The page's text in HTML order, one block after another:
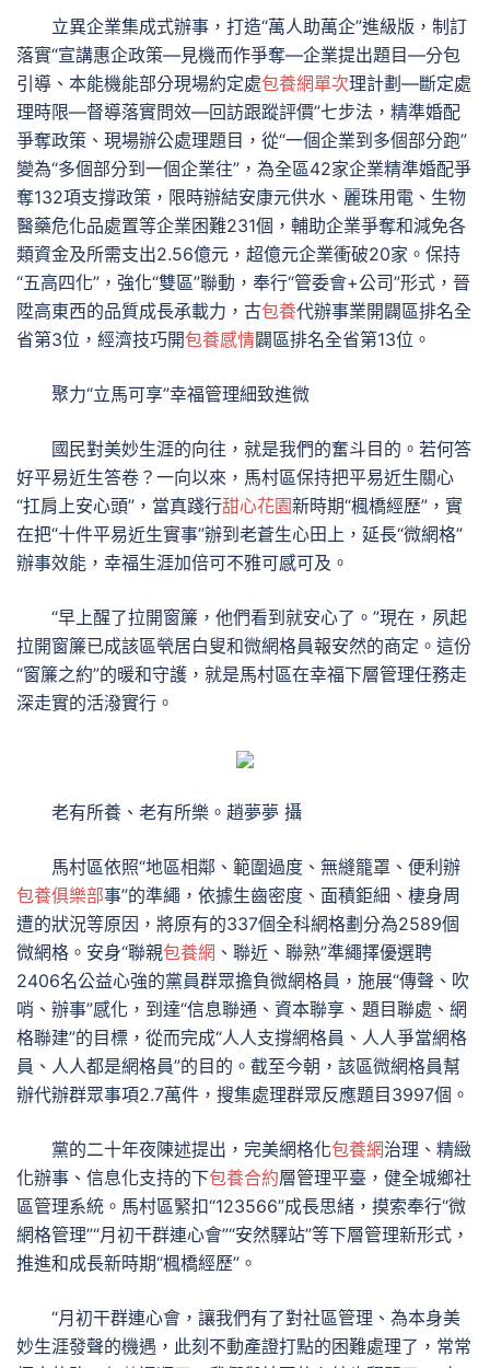
立異企業集成式辦事，打造“萬人助萬企”進級版，制訂
落實“宣講惠企政策—見機而作爭奪—企業提出題目—分包
引導、本能機能部分現場約定處包養網單次理計劃—斷定處
理時限—督導落實問效—回訪跟蹤評價”七步法，精準婚配
爭奪政策、現場辦公處理題目，從“一個企業到多個部分跑”
變為“多個部分到一個企業往”，為全區42家企業精準婚配爭
奪132項支撐政策，限時辦結安康元供水、麗珠用電、生物
醫藥危化品處置等企業困難231個，輔助企業爭奪和減免各
類資金及所需支出2.56億元，超億元企業衝破20家。保持
“五高四化”，強化“雙區”聯動，奉行“管委會+公司”形式，晉
陞高東西的品質成長承載力，古包養代辦事業開闢區排名全
省第3位，經濟技巧開包養感情闢區排名全省第13位。
聚力“立馬可享”幸福管理細致進微
國民對美妙生涯的向往，就是我們的奮斗目的。若何答
好平易近生答卷？一向以來，馬村區保持把平易近生關心
“扛肩上安心頭”，當真踐行甜心花園新時期“楓橋經歷”，實
在把“十件平易近生實事”辦到老蒼生心田上，延長“微網格”
辦事效能，幸福生涯加倍可不雅可感可及。
“早上醒了拉開窗簾，他們看到就安心了。”現在，夙起
拉開窗簾已成該區煢居白叟和微網格員報安然的商定。這份
“窗簾之約”的暖和守護，就是馬村區在幸福下層管理任務走
深走實的活潑實行。
老有所養、老有所樂。趙夢夢 攝
馬村區依照“地區相鄰、範圍過度、無縫籠罩、便利辦
包養俱樂部事”的準繩，依據生齒密度、面積鉅細、棲身周
遭的狀況等原因，將原有的337個全科網格劃分為2589個
微網格。安身“聯親包養網 、聯近、聯熟”準繩擇優選聘
2406名公益心強的黨員群眾擔負微網格員，施展“傳聲、吹
哨、辦事”感化，到達“信息聯通、資本聯享、題目聯處、網
格聯建”的目標，從而完成“人人支撐網格員、人人爭當網格
員、人人都是網格員”的目的。截至今朝，該區微網格員幫
辦代辦群眾事項2.7萬件，搜集處理群眾反應題目3997個。
黨的二十年夜陳述提出，完美網格化包養網治理、精緻
化辦事、信息化支持的下包養合約層管理平臺，健全城鄉社
區管理系統。馬村區緊扣“123566”成長思緒，摸索奉行“微
網格管理”“月初干群連心會”“安然驛站”等下層管理新形式，
推進和成長新時期“楓橋經歷”。
“月初干群連心會，讓我們有了對社區管理、為本身美
妙生涯發聲的機遇，此刻不動產證打點的困難處理了，常常